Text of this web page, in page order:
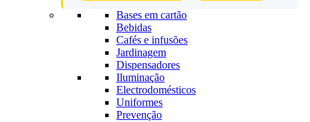
Bases em cartão
Bebidas
Cafés e infusões
Jardinagem
Dispensadores
Iluminação
Electrodomésticos
Uniformes
Prevenção